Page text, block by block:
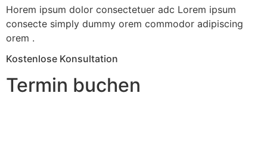
Horem ipsum dolor consectetuer adc Lorem ipsum
consecte simply dummy orem commodor adipiscing
orem .
Kostenlose Konsultation
Termin buchen